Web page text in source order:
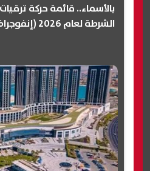
بالأسماء.. قائمة حركة
الشرطة لعام 2026 (إنفوجراف)